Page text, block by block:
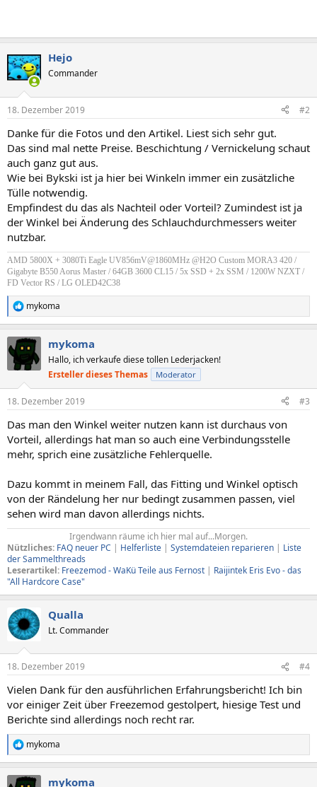
Hejo
Commander
18. Dezember 2019 #2
Danke für die Fotos und den Artikel. Liest sich sehr gut.
Das sind mal nette Preise. Beschichtung / Vernickelung schaut
auch ganz gut aus.
Wie bei Bykski ist ja hier bei Winkeln immer ein zusätzliche
Tülle notwendig.
Empfindest du das als Nachteil oder Vorteil? Zumindest ist ja
der Winkel bei Änderung des Schlauchdurchmessers weiter
nutzbar.
AMD 5800X + 3080Ti Eagle UV856mV@1860MHz @H2O Custom MORA3 420 /
Gigabyte B550 Aorus Master / 64GB 3600 CL15 / 5x SSD + 2x SSM / 1200W NZXT /
FD Vector RS / LG OLED42C38
R
e
k
t
i
n
e
n
:
mykoma
mykoma
Hallo, ich verkaufe diese tollen Lederjacken!
Ersteller dieses Themas
Moderator
18. Dezember 2019 #3
Das man den Winkel weiter nutzen kann ist durchaus von
Vorteil, allerdings hat man so auch eine Verbindungsstelle
mehr, sprich eine zusätzliche Fehlerquelle.
Dazu kommt in meinem Fall, das Fitting und Winkel optisch
von der Rändelung her nur bedingt zusammen passen, viel
sehen wird man davon allerdings nichts.
Irgendwann räume ich hier mal auf...Morgen.​
Nützliches: FAQ neuer PC | Helferliste | Systemdateien reparieren | Liste
der Sammelthreads
Leserartikel: Freezemod - WaKü Teile aus Fernost | Raijintek Eris Evo - das
"All Hardcore Case"
Qualla
Lt. Commander
18. Dezember 2019 #4
Vielen Dank für den ausführlichen Erfahrungsbericht! Ich bin
vor einiger Zeit über Freezemod gestolpert, hiesige Test und
Berichte sind allerdings noch recht rar.
R
e
k
mykoma
mykoma